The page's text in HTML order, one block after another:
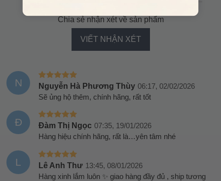
Chia sẻ nhận xét về sản phẩm
VIẾT NHẬN XÉT
N Nguyễn Hà Phương Thùy 06:17, 02/02/2026
Sẽ ủng hộ thêm, chính hãng, rất tốt
Đ Đàm Thị Ngọc 07:35, 19/01/2026
Hàng hiệu chính hãng, rất là…yên tâm nhé
L Lê Anh Thư 13:45, 08/01/2026
Hàng xinh lắm luôn ✨ giao hàng đầy đủ , ship tương